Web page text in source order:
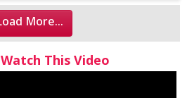
More...
This Video